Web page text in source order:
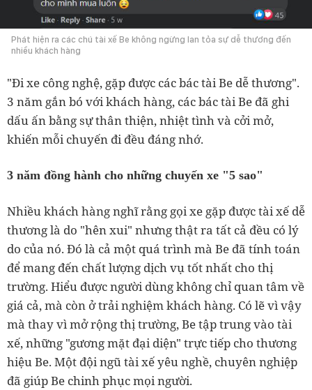
Phát hiện ra các chú tài xế Be không ngừng lan tỏa sự dễ thương đến
nhiều khách hàng
"Đi xe công nghệ, gặp được các bác tài Be dễ thương".
3 năm gắn bó với khách hàng, các bác tài Be đã ghi
dấu ấn bằng sự thân thiện, nhiệt tình và cởi mở,
khiến mỗi chuyến đi đều đáng nhớ.
3 năm đồng hành cho những chuyến xe "5 sao"
Nhiều khách hàng nghĩ rằng gọi xe gặp được tài xế dễ
thương là do "hên xui" nhưng thật ra tất cả đều có lý
do của nó. Đó là cả một quá trình mà Be đã tính toán
để mang đến chất lượng dịch vụ tốt nhất cho thị
trường. Hiểu được người dùng không chỉ quan tâm về
giá cả, mà còn ở trải nghiệm khách hàng. Có lẽ vì vậy
mà thay vì mở rộng thị trường, Be tập trung vào tài
xế, những "gương mặt đại diện" trực tiếp cho thương
hiệu Be. Một đội ngũ tài xế yêu nghề, chuyên nghiệp
đã giúp Be chinh phục mọi người.